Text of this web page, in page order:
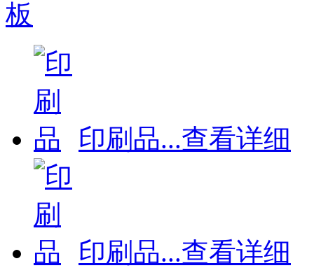
印刷品...查看详细
印刷品...查看详细